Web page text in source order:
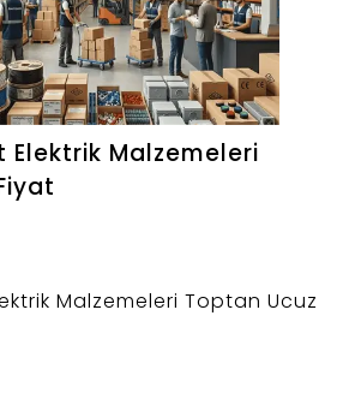
Malzemeleri
Malzemeleri Toptan Ucuz